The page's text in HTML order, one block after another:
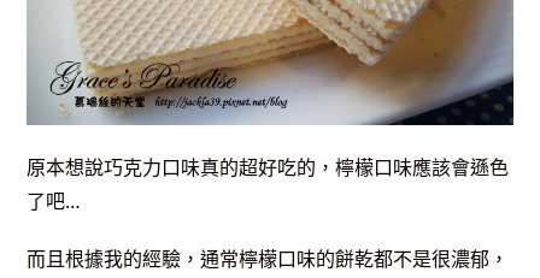
原本想說巧克力口味真的超好吃的，檸檬口味應該會遜色
了吧…
而且根據我的經驗，通常檸檬口味的餅乾都不是很濃郁，